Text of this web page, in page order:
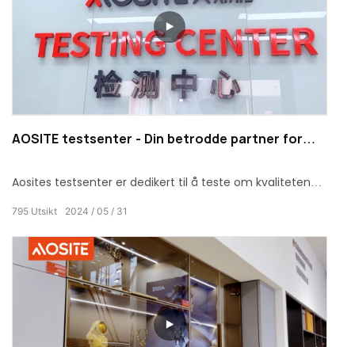
AOSITE testsenter - Din betrodde partner for
Aosites testsenter er dedikert til å teste om kvaliteten
2024 05 31
795 Utsikt